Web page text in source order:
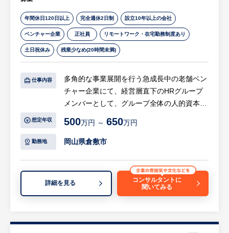
とにもなります。
※詳細は面談時にお伝えします
グします。担当者への誠実な対応を心がけ、
長期的な関係の構築を目指してください。ス
タッフと企業の双方が納得できるにはどうす
べきかを考え、自信を持って提案することが
【アイデアを反映しやすい職場です！】
トップからの指示で動くのではなく、現場か
です。現場の意見やアイデアを柔軟に取り入
れ、営業戦略やツールも現場の声を反映して
決めたマニュアルで動くのではなく、社員全
員が一丸となって事業を創り上げています。
の人と接する仕事です。企業の問題解決や登
年間休日120日以上 完全週休2日制 設立10年以上の会社
ベンチャー企業 正社員 リモートワーク・在宅勤務制度あり
土日祝休み 残業少なめ(20時間未満)
仕事内容
多角的な事業展開を行う急成長中の老舗ベン
チャー企業にて、経営層直下のHRグループ
メンバーとして、グループ全体の人的資本経
【具体的には…】
母集団形成〜クロージング）
・現場各部署や経営層との採用計画に関する
・面接調整および面接の実施、オファー面談
想定年収 500万円 ～ 650万円
勤務地 岡山県倉敷市
詳細を見る
コンサルタントに
聞いてみる